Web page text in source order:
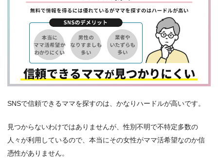
SNSで信頼できるママを探すのは、かなりハードルが高いです。
見つからないわけではありませんが、性別不明で不特定多数の
人々が利用しているので、本当にその女性がママ活希望なのか信
憑性がありません。